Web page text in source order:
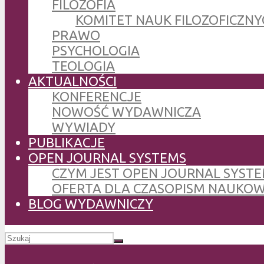
FILOZOFIA
KOMITET NAUK
PRAWO
PSYCHOLOGIA
TEOLOGIA
AKTUALNOŚCI
KONFERENCJE
NOWOŚĆ WYDAWNICZA
WYWIADY
PUBLIKACJE
OPEN JOURNAL SYSTEMS
CZYM JEST OPEN JOURNAL
OFERTA DLA CZASOPISM
BLOG WYDAWNICZY